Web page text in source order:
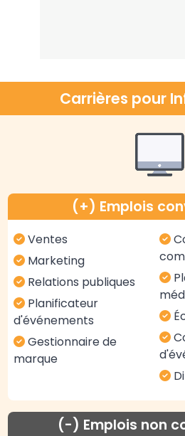
Carrières pour
(+) Emplois
Ventes
Marketing
Relations publiques
Planificateur
d'événements
Gestionnaire de
marque
(-) Emplois non